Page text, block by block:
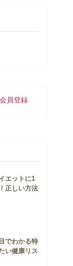
エットに1
正しい方法
でわかる特
い健康リス